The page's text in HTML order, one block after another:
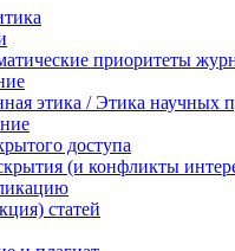
приоритеты
этика / Этика научных
доступа
(и конфликты
статей